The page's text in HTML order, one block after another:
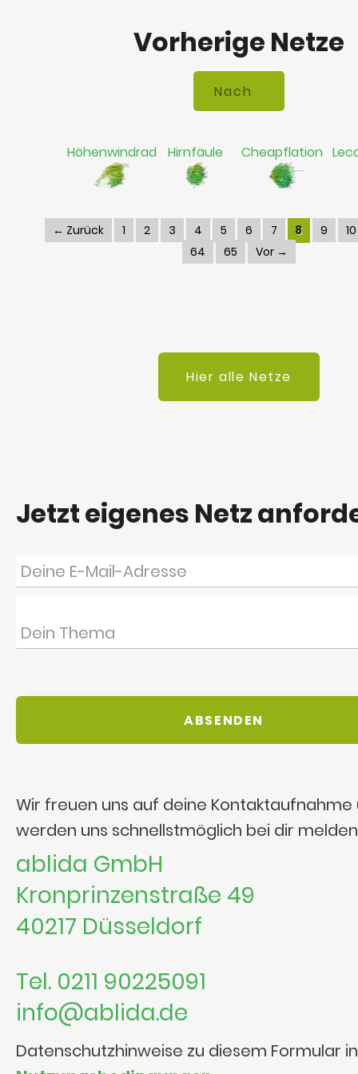
Vorherige Netze
Höhenwindrad Hirnfäule Cheapflation
← Zurück 1 2 3 4 5 6 7 8 9
10
64
65 Vor →
Hier alle Netze
Jetzt eigenes Netz
Wir freuen uns auf deine Kontaktaufnahme
werden uns schnellstmöglich bei dir
ablida GmbH
Kronprinzenstraße 49
40217 Düsseldorf
Tel. 0211 90225091
info@ablida.de
Datenschutzhinweise zu diesem Formular